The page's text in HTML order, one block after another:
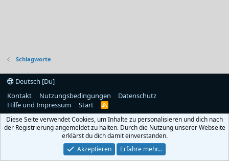
Schlagworte
Deutsch [Du]
Kontakt
Nutzungsbedingungen
Datenschutz
Hilfe und Impressum
Start
R
S
Diese Seite verwendet Cookies, um Inhalte zu personalisieren und dich nach
der Registrierung angemeldet zu halten. Durch die Nutzung unserer Webseite
erklärst du dich damit einverstanden.
Akzeptieren
Erfahre mehr…